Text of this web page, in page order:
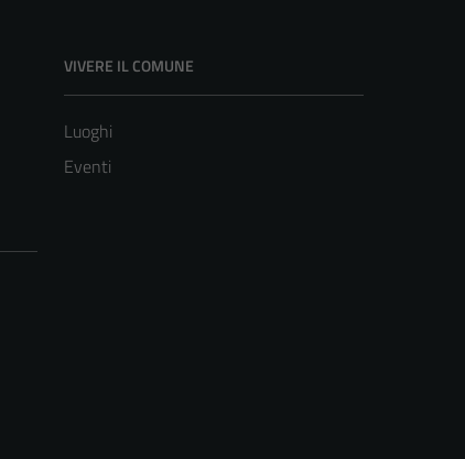
VIVERE IL COMUNE
Luoghi
Eventi